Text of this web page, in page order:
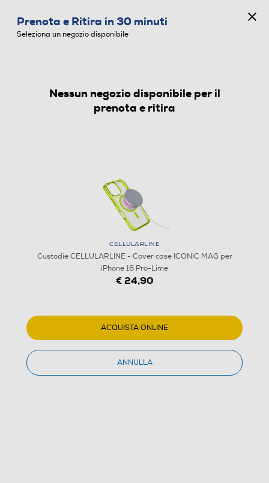
CUSTODIE
Prenota e Ritira in 30 minuti
Seleziona un negozio disponibile
Nessun negozio disponibile per il
prenota e ritira
CELLULARLINE
Custodie CELLULARLINE - Cover case ICONIC MAG per
iPhone 16 Pro-Lime
€ 24,90
ACQUISTA ONLINE
ANNULLA